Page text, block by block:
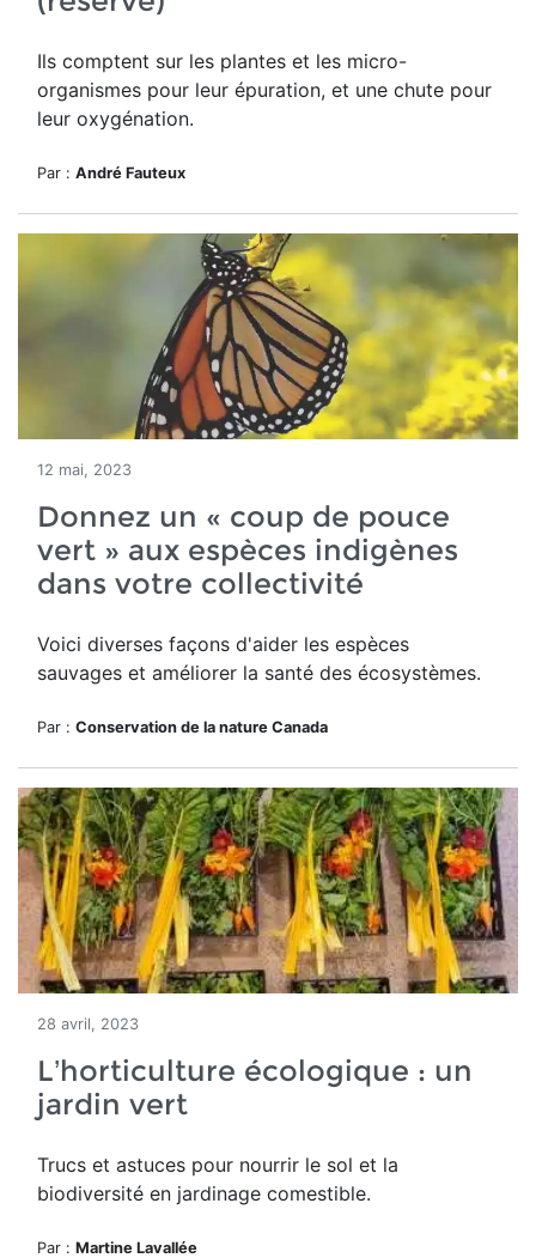
Ils comptent sur les plantes et les micro-
organismes pour leur épuration, et une chute pour
leur oxygénation.
Par : André Fauteux
12 mai, 2023
Donnez un « coup de pouce
vert » aux espèces indigènes
dans votre collectivité
Voici diverses façons d'aider les espèces
sauvages et améliorer la santé des écosystèmes.
Par : Conservation de la nature Canada
28 avril, 2023
L’horticulture écologique : un
jardin vert
Trucs et astuces pour nourrir le sol et la
biodiversité en jardinage comestible.
Par : Martine Lavallée